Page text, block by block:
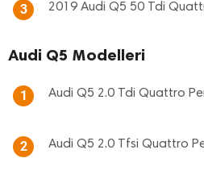
3 2019 Audi Q5 50 Tdi
Audi Q5 Modelleri
1 Audi Q5 2.0 Tdi Quattro
2 Audi Q5 2.0 Tfsi Quattro